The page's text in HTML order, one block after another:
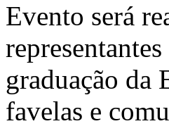
Evento será
graduação da
favelas e